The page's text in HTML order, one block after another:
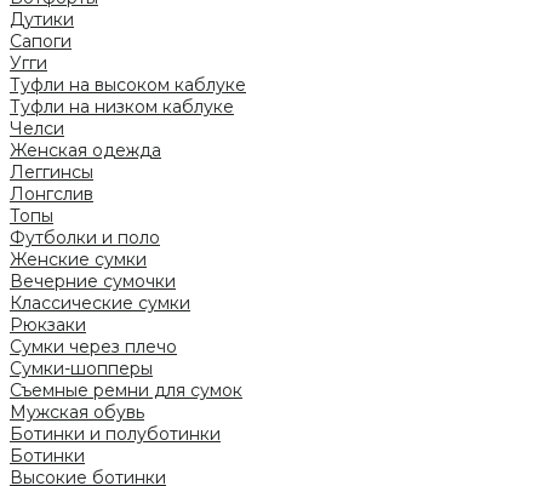
Дутики
Сапоги
Угги
Туфли на высоком каблуке
Туфли на низком каблуке
Челси
Женская одежда
Леггинсы
Лонгслив
Топы
Футболки и поло
Женские сумки
Вечерние сумочки
Классические сумки
Рюкзаки
Сумки через плечо
Сумки-шопперы
Съемные ремни для сумок
Мужская обувь
Ботинки и полуботинки
Ботинки
Высокие ботинки